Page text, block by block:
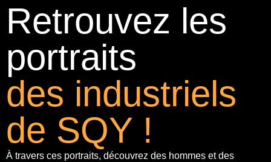
Retrouvez les
portraits
des industriels
de SQY !
À travers ces portraits, découvrez des hommes et des